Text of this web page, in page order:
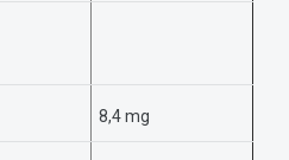
8,4 mg